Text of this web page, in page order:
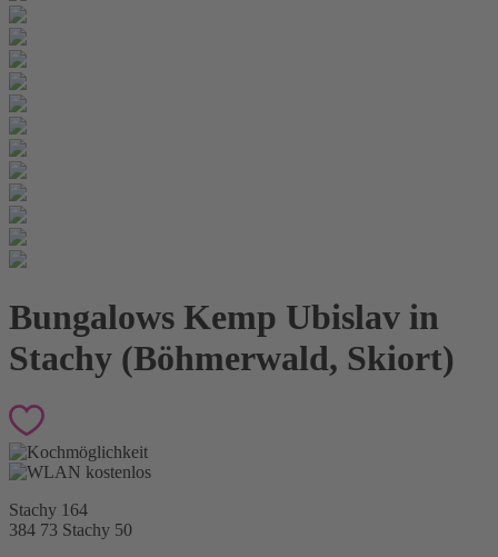
Bungalows Kemp Ubislav in
Stachy (Böhmerwald, Skiort)
Stachy 164
384 73 Stachy 50